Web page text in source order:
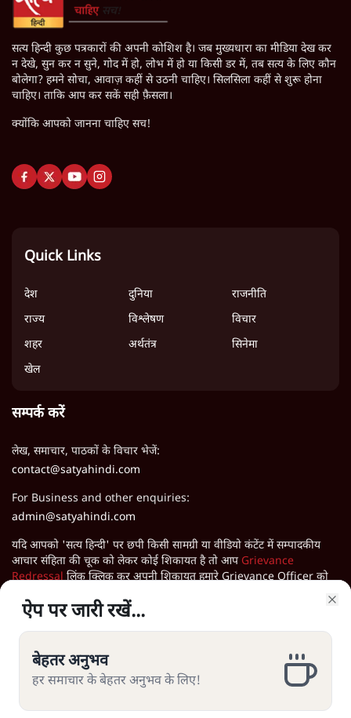
सत्य हिन्दी कुछ पत्रकारों की अपनी कोशिश है। जब मुख्यधारा का मीडिया देख कर
न देखे, सुन कर न सुने, गोद में हो, लोभ में हो या किसी डर में, तब सत्य के लिए कौन
बोलेगा? हमने सोचा, आवाज़ कहीं से उठनी चाहिए। सिलसिला कहीं से शुरू होना
चाहिए। ताकि आप कर सकें सही फ़ैसला।
क्योंकि आपको जानना चाहिए सच!
Quick Links
देश दुनिया
राजनीति
राज्य
विश्लेषण
विचार
शहर
अर्थतंत्र
सिनेमा
खेल
सम्पर्क करें
लेख, समाचार, पाठकों के विचार भेजें:
contact@satyahindi.com
For Business and other enquiries:
admin@satyahindi.com
यदि आपको 'सत्य हिन्दी' पर छपी किसी सामग्री या वीडियो कंटेंट में सम्पादकीय
आचार संहिता की चूक को लेकर कोई शिकायत है तो आप Grievance
Redressal लिंक क्लिक कर अपनी शिकायत हमारे Grievance Officer को
सत्य हिन्दी ऐप डाउनलोड करें
ऐप पर जारी रखें...
बेहतर अनुभव
हर समाचार के बेहतर अनुभव के लिए!
ऐप पर जारी रखें...
बेहतर अनुभव
हर समाचार के बेहतर अनुभव के लिए!